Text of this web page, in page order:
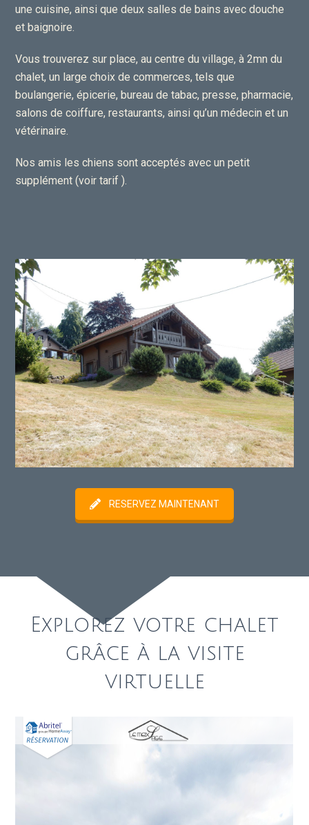
une cuisine, ainsi que deux salles de bains avec douche
et baignoire.
Vous trouverez sur place, au centre du village, à 2mn du
chalet, un large choix de commerces, tels que
boulangerie, épicerie, bureau de tabac, presse, pharmacie,
salons de coiffure, restaurants, ainsi qu’un médecin et un
vétérinaire.
Nos amis les chiens sont acceptés avec un petit
supplément (voir tarif ).
RESERVEZ MAINTENANT
Explorez votre chalet
grâce à la visite
virtuelle